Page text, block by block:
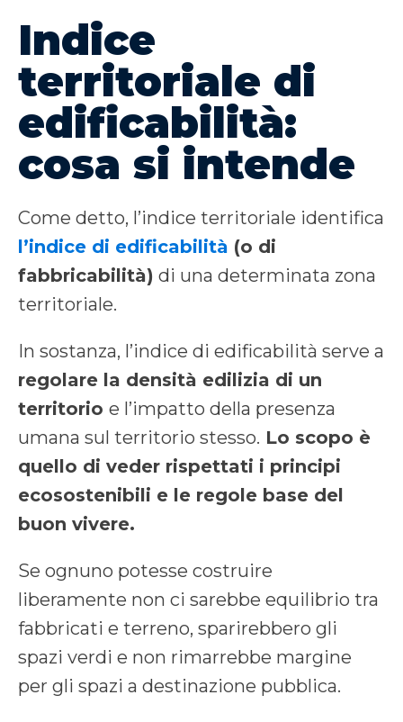
Indice
territoriale di
edificabilità:
cosa si intende
Come detto, l’indice territoriale identifica
l’indice di edificabilità (o di
fabbricabilità) di una determinata zona
territoriale.
In sostanza, l’indice di edificabilità serve a
regolare la densità edilizia di un
territorio e l’impatto della presenza
umana sul territorio stesso. Lo scopo è
quello di veder rispettati i principi
ecosostenibili e le regole base del
buon vivere.
Se ognuno potesse costruire
liberamente non ci sarebbe equilibrio tra
fabbricati e terreno, sparirebbero gli
spazi verdi e non rimarrebbe margine
per gli spazi a destinazione pubblica.